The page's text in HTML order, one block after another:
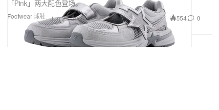
Footwear 球鞋
「Pink」两大配色登场。
Jun 29, 2026 554 0